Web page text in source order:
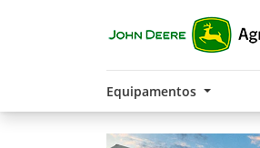
Equipamentos